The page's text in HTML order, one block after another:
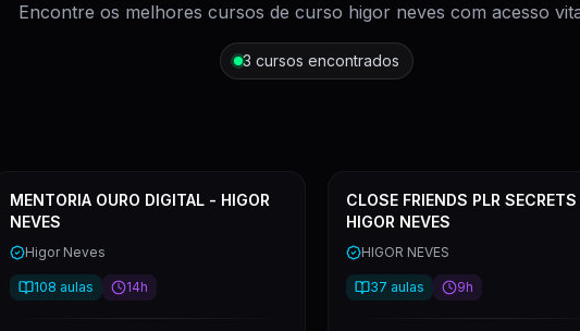
Encontre os melhores cursos de curso higor neves com acesso
3 cursos encontrados
MENTORIA OURO DIGITAL - HIGOR
NEVES
Higor Neves
108 aulas 14h
CLOSE FRIENDS PLR
HIGOR NEVES
HIGOR NEVES
37 aulas 9h